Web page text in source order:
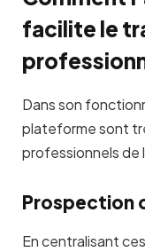
facilite le
Dans son
plateforme sont
professionnels de
Prospection
En centralisant ces